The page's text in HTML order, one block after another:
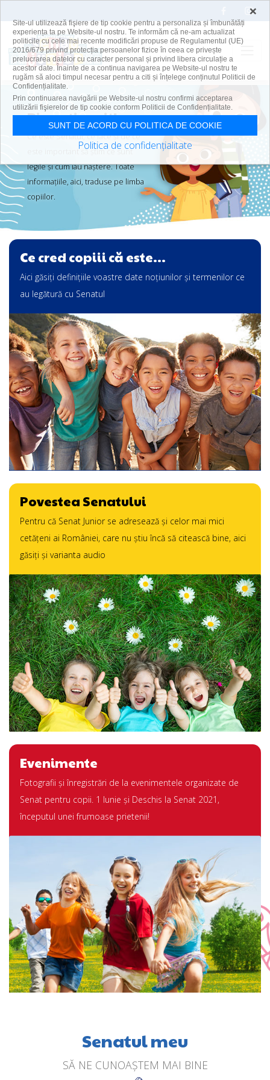
Skip to main content
Bine ați venit!
Ce este Senatul, ce face şi de ce
este important să ştim ce sunt
legile şi cum iau naştere. Toate
informaţiile, aici, traduse pe limba
copiilor.
Intro
Ce cred copiii că este...
Aici găsiți definițiile voastre date noțiunilor și termenilor ce
au legătură cu Senatul
Povestea Senatului
Pentru că Senat Junior se adresează şi celor mai mici
cetăţeni ai României, care nu ştiu încă să citească bine, aici
găsiţi și varianta audio
Evenimente
Fotografii şi înregistrări de la evenimentele organizate de
Senat pentru copii. 1 Iunie şi Deschis la Senat 2021,
începutul unei frumoase prietenii!
Senatul meu
SĂ NE CUNOAȘTEM MAI BINE
×
Site-ul utilizează fişiere de tip cookie pentru a personaliza și îmbunătăți
experiența ta pe Website-ul nostru. Te informăm că ne-am actualizat
politicile cu cele mai recente modificări propuse de Regulamentul (UE)
2016/679 privind protecția persoanelor fizice în ceea ce privește
prelucrarea datelor cu caracter personal și privind libera circulație a
acestor date. Înainte de a continua navigarea pe Website-ul nostru te
rugăm să aloci timpul necesar pentru a citi și înțelege conținutul Politicii de
Confidențialitate.
Prin continuarea navigării pe Website-ul nostru confirmi acceptarea
utilizării fişierelor de tip cookie conform Politicii de Confidențialitate.
SUNT DE ACORD CU POLITICA DE COOKIE
Politica de confidențialitate